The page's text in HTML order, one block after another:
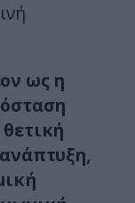
ως η